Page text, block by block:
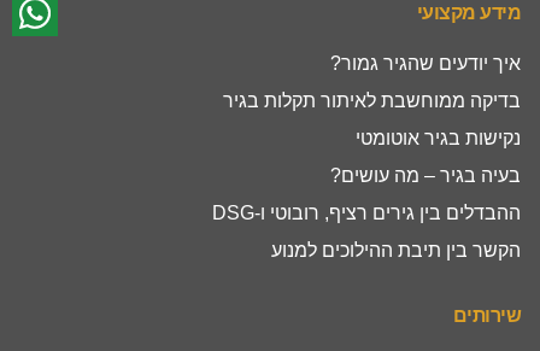
מידע מקצועי
איך יודעים שהגיר גמור?
בדיקה ממוחשבת לאיתור תקלות בגיר
נקישות בגיר אוטומטי
בעיה בגיר – מה עושים?
ההבדלים בין גירים רציף, רובוטי ו-DSG
הקשר בין תיבת ההילוכים למנוע
שירותים